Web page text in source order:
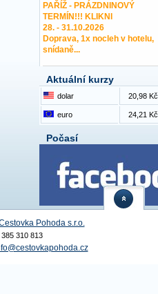
PAŘÍŽ - PRÁZDNINOVÝ
TERMÍN!!! KLIKNI
28. - 31.10.2026
Doprava, 1x nocleh v hotelu,
snídaně...
Aktuální kurzy
dolar 20,98 Kč
euro 24,21 Kč
Počasí
Pohoda s.r.o.
310 813